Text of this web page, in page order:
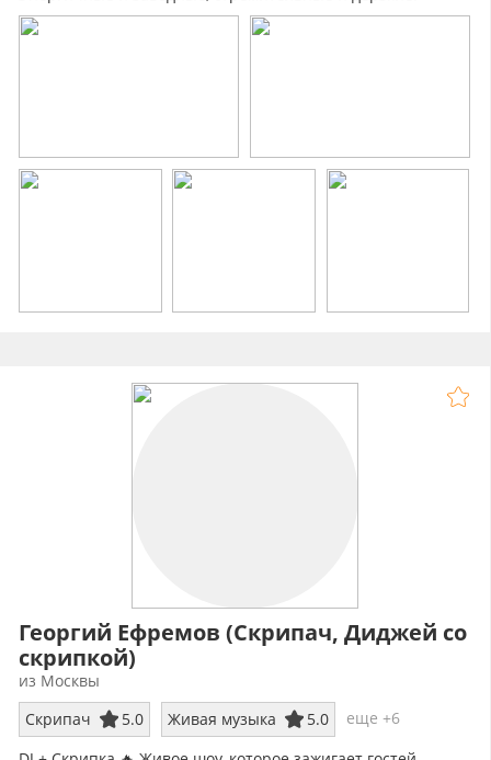
Георгий Ефремов (Cкрипач, Диджей со
скрипкой)
из Москвы
Скрипач
5.0 Живая музыка 5.0
еще +6